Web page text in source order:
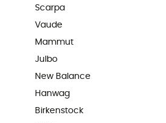
Scarpa
Vaude
Mammut
Julbo
New Balance
Hanwag
Birkenstock